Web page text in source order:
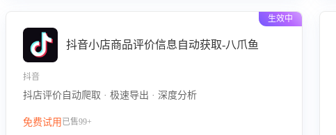
生效中
抖音小店商品评价信息自动获取-八爪鱼
抖音
抖店评价自动爬取 · 极速导出 · 深度分析
免费试用 已售99+